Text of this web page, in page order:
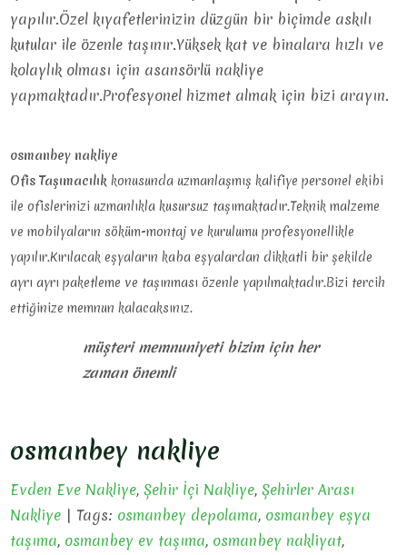
yapılır.Özel kıyafetlerinizin düzgün bir biçimde askılı
kutular ile özenle taşınır.Yüksek kat ve binalara hızlı ve
kolaylık olması için asansörlü nakliye
yapmaktadır.Profesyonel hizmet almak için bizi arayın.
osmanbey nakliye
Ofis Taşımacılık konusunda uzmanlaşmış kalifiye personel ekibi
ile ofislerinizi uzmanlıkla kusursuz taşımaktadır.Teknik malzeme
ve mobilyaların söküm-montaj ve kurulumu profesyonellikle
yapılır.Kırılacak eşyaların kaba eşyalardan dikkatli bir şekilde
ayrı ayrı paketleme ve taşınması özenle yapılmaktadır.Bizi tercih
ettiğinize memnun kalacaksınız.
müşteri memnuniyeti bizim için her
zaman önemli
osmanbey nakliye
Evden Eve Nakliye,Şehir İçi Nakliye,Şehirler Arası
Nakliye | Tags: osmanbey depolama, osmanbey eşya
taşıma, osmanbey ev taşıma, osmanbey nakliyat,